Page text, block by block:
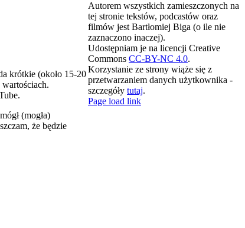
krótkie (około 15-20
wartościach.
(mogła)
że będzie
Autorem wszystkich zamieszczonych na
tej stronie tekstów, podcastów oraz
filmów jest Bartłomiej Biga (o ile nie
zaznaczono inaczej).
Udostępniam je na licencji Creative
Commons CC-BY-NC 4.0.
Korzystanie ze strony wiąże się z
przetwarzaniem danych użytkownika -
szczegóły tutaj.
X
LinkedIn
Spotify
YouTube
Email
Rss
Page load link